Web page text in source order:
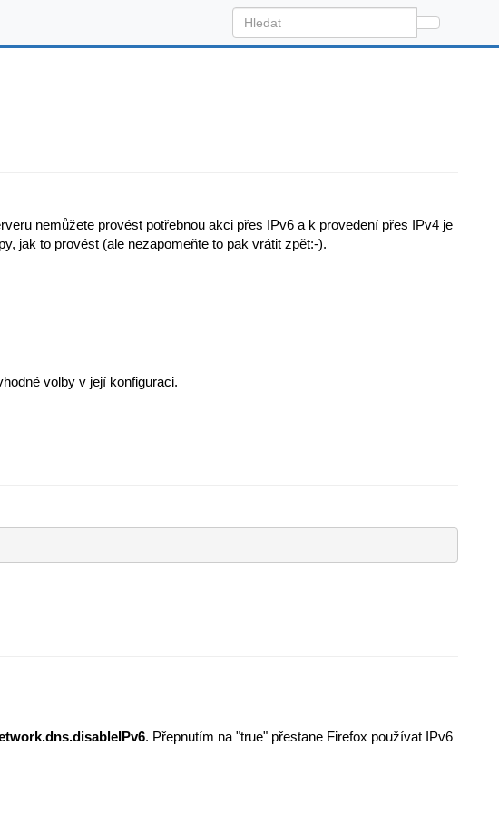
nemůžete provést potřebnou akci přes IPv6 a k provedení přes IPv4 je
jak to provést (ale nezapomeňte to pak vrátit zpět:-).
volby v její konfiguraci.
. Přepnutím na "true" přestane Firefox používat IPv6